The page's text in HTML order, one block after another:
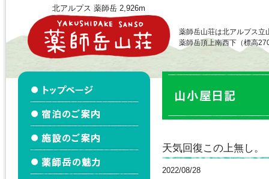
北アルプス 薬師岳 2,926m
薬師岳山荘は北アルプス立
薬師岳頂上南西下（標高
天気回復この上無し。
2022/08/28